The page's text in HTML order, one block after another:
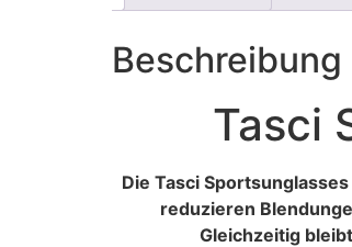
Beschreibung
Tasci
Die Tasci
reduzieren
Gleichzeitig